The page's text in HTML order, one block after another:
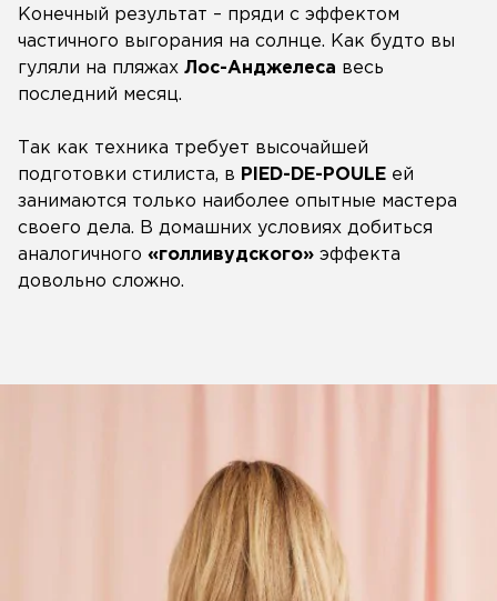
Конечный результат – пряди с эффектом
частичного выгорания на солнце. Как будто вы
гуляли на пляжах Лос-Анджелеса весь
последний месяц.
Так как техника требует высочайшей
подготовки стилиста, в PIED-DE-POULE ей
занимаются только наиболее опытные мастера
своего дела. В домашних условиях добиться
аналогичного «голливудского» эффекта
довольно сложно.